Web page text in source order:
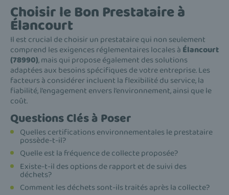
Choisir le Bon Prestataire à
Élancourt
Il est crucial de choisir un prestataire qui non seulement
comprend les exigences réglementaires locales à Élancourt
(78990), mais qui propose également des solutions
adaptées aux besoins spécifiques de votre entreprise. Les
facteurs à considérer incluent la flexibilité du service, la
fiabilité, l’engagement envers l’environnement, ainsi que le
coût.
Questions Clés à Poser
Quelles certifications environnementales le prestataire
possède-t-il?
Quelle est la fréquence de collecte proposée?
Existe-t-il des options de rapport et de suivi des
déchets?
Comment les déchets sont-ils traités après la collecte?